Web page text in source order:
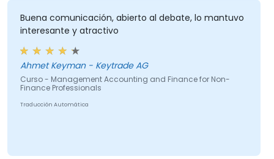
Buena comunicación, abierto al debate, lo mantuvo
interesante y atractivo
Ahmet Keyman - Keytrade AG
Curso - Management Accounting and Finance for Non-
Finance Professionals
Traducción Automática